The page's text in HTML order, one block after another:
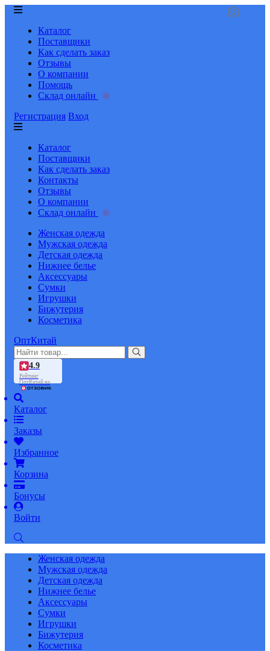
Каталог
Поставщики
Как сделать заказ
Отзывы
О компании
Помощь
Склад онлайн
Регистрация Вход
Каталог
Поставщики
Как сделать заказ
Контакты
Отзывы
О компании
Склад онлайн
Женская одежда
Мужская одежда
Детская одежда
Нижнее белье
Аксессуары
Сумки
Игрушки
Бижутерия
Косметика
ОптКитай
4.9
Рейтинг
ОптКитай на
Каталог
Заказы
Избранное
Корзина
Бонусы
Войти
Женская одежда
Мужская одежда
Детская одежда
Нижнее белье
Аксессуары
Сумки
Игрушки
Бижутерия
Косметика